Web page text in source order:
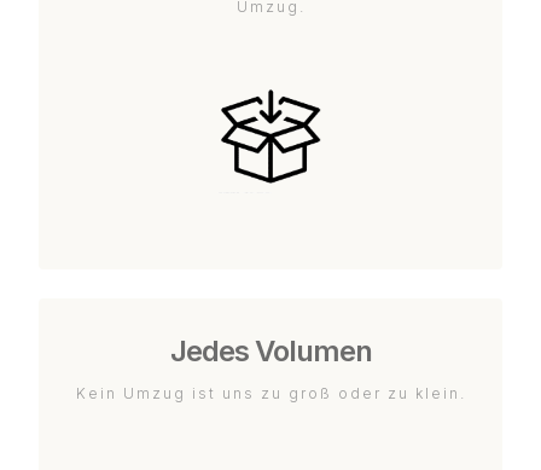
Umzug.
Jedes Volumen
Kein Umzug ist uns zu groß oder zu klein.